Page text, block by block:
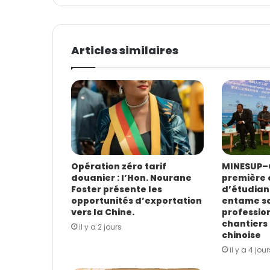
o
r
e
d
r
e
s
s
e
E
m
a
i
l
Articles similaires
Opération zéro tarif
douanier : l’Hon. Nourane
Foster présente les
opportunités d’exportation
vers la Chine.
il y a 2 jours
première
entame
chantiers
chinoise
il y a 4